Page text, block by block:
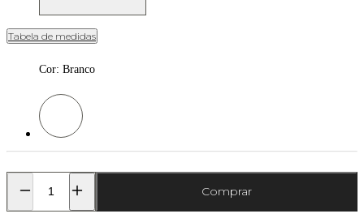
Tabela de medidas
Cor: Branco
Cor: Branco
Comprar